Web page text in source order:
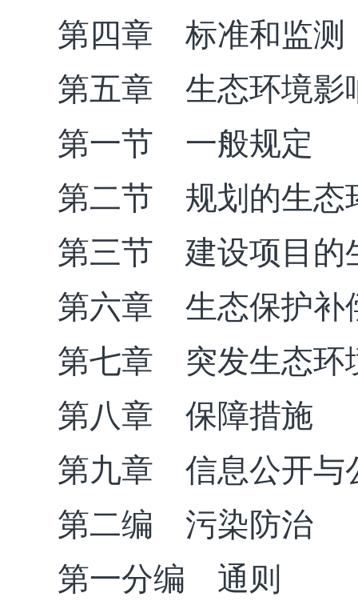
第四章 标准和监测
第五章 生态环境影
第一节 一般规定
第二节 规划的生态
第三节 建设项目的
第六章 生态保护补
第七章 突发生态环
第八章 保障措施
第九章 信息公开与
第二编 污染防治
第一分编 通则